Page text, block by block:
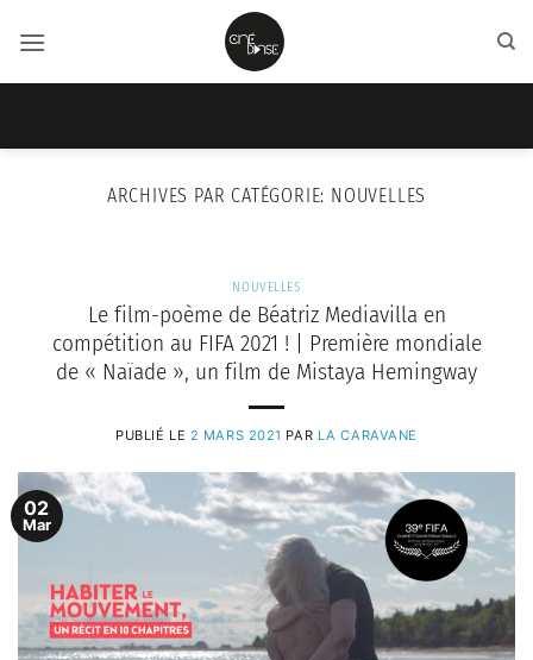
ARCHIVES PAR CATÉGORIE: NOUVELLES
NOUVELLES
Le film-poème de Béatriz Mediavilla en
compétition au FIFA 2021 ! | Première mondiale
de « Naïade », un film de Mistaya Hemingway
PUBLIÉ LE 2 MARS 2021 PAR LA CARAVANE
02
Mar